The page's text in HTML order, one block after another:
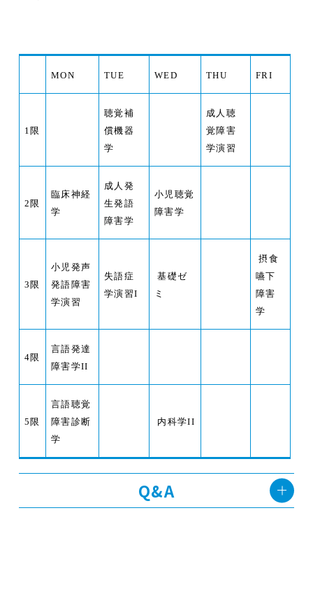
MON TUE WED THU FRI
1限
聴覚補
償機器
学
成人聴
覚障害
学演習
2限
臨床神経
学
成人発
生発語
障害学
小児聴覚
障害学
3限
小児発声
発語障害
学演習
失語症
学演習I
基礎ゼ
ミ
摂食
嚥下
障害
学
4限
言語発達
障害学II
5限
言語聴覚
障害診断
学
内科学II
Q&A